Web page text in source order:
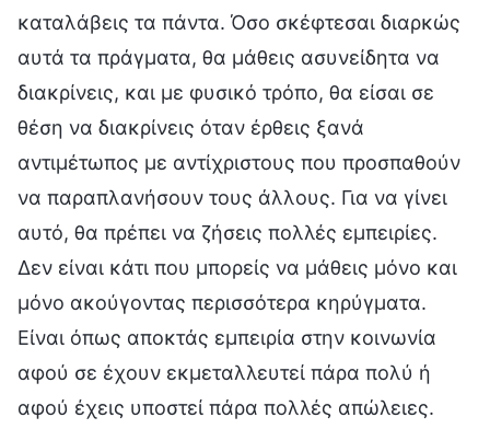
καταλάβεις τα πάντα. Όσο σκέφτεσαι διαρκώς
αυτά τα πράγματα, θα μάθεις ασυνείδητα να
διακρίνεις, και με φυσικό τρόπο, θα είσαι σε
θέση να διακρίνεις όταν έρθεις ξανά
αντιμέτωπος με αντίχριστους που προσπαθούν
να παραπλανήσουν τους άλλους. Για να γίνει
αυτό, θα πρέπει να ζήσεις πολλές εμπειρίες.
Δεν είναι κάτι που μπορείς να μάθεις μόνο και
μόνο ακούγοντας περισσότερα κηρύγματα.
Είναι όπως αποκτάς εμπειρία στην κοινωνία
αφού σε έχουν εκμεταλλευτεί πάρα πολύ ή
αφού έχεις υποστεί πάρα πολλές απώλειες.